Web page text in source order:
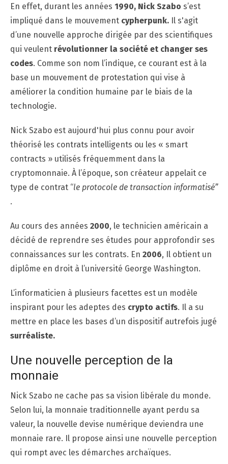
En effet, durant les années 1990, Nick Szabo s’est
impliqué dans le mouvement cypherpunk. Il s'agit
d’une nouvelle approche dirigée par des scientifiques
qui veulent révolutionner la société et changer ses
codes. Comme son nom l’indique, ce courant est à la
base un mouvement de protestation qui vise à
améliorer la condition humaine par le biais de la
technologie.
Nick Szabo est aujourd'hui plus connu pour avoir
théorisé les contrats intelligents ou les « smart
contracts » utilisés fréquemment dans la
cryptomonnaie. À l’époque, son créateur appelait ce
type de contrat “le protocole de transaction informatisé”
.
Au cours des années 2000, le technicien américain a
décidé de reprendre ses études pour approfondir ses
connaissances sur les contrats. En 2006, Il obtient un
diplôme en droit à l’université George Washington.
L’informaticien à plusieurs facettes est un modèle
inspirant pour les adeptes des crypto actifs. Il a su
mettre en place les bases d’un dispositif autrefois jugé
surréaliste.
Une nouvelle perception de la
monnaie
Nick Szabo ne cache pas sa vision libérale du monde.
Selon lui, la monnaie traditionnelle ayant perdu sa
valeur, la nouvelle devise numérique deviendra une
monnaie rare. Il propose ainsi une nouvelle perception
qui rompt avec les démarches archaïques.